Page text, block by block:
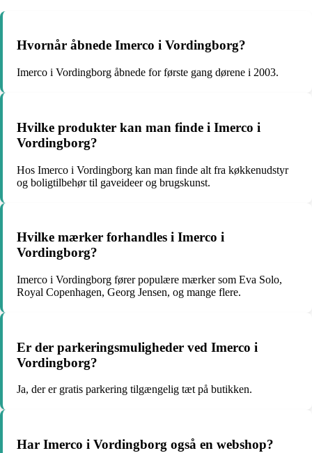
Hvornår åbnede Imerco i Vordingborg?
Imerco i Vordingborg åbnede for første gang dørene i 2003.
Hvilke produkter kan man finde i Imerco i
Vordingborg?
Hos Imerco i Vordingborg kan man finde alt fra køkkenudstyr
og boligtilbehør til gaveideer og brugskunst.
Hvilke mærker forhandles i Imerco i
Vordingborg?
Imerco i Vordingborg fører populære mærker som Eva Solo,
Royal Copenhagen, Georg Jensen, og mange flere.
Er der parkeringsmuligheder ved Imerco i
Vordingborg?
Ja, der er gratis parkering tilgængelig tæt på butikken.
Har Imerco i Vordingborg også en webshop?